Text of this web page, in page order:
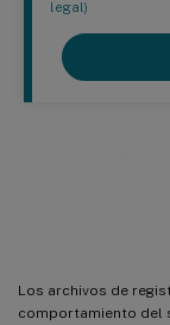
legal)
Los archivos de
comportamiento del